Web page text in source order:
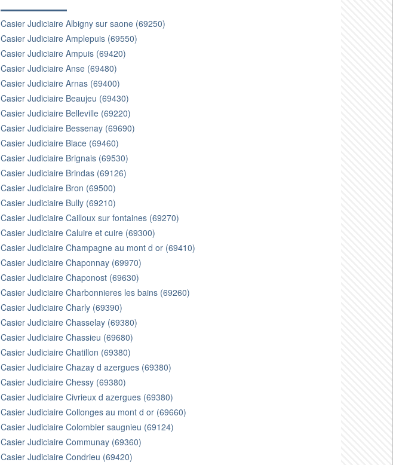
Casier Judiciaire Albigny sur saone (69250)
Casier Judiciaire Amplepuis (69550)
Casier Judiciaire Ampuis (69420)
Casier Judiciaire Anse (69480)
Casier Judiciaire Arnas (69400)
Casier Judiciaire Beaujeu (69430)
Casier Judiciaire Belleville (69220)
Casier Judiciaire Bessenay (69690)
Casier Judiciaire Blace (69460)
Casier Judiciaire Brignais (69530)
Casier Judiciaire Brindas (69126)
Casier Judiciaire Bron (69500)
Casier Judiciaire Bully (69210)
Casier Judiciaire Cailloux sur fontaines (69270)
Casier Judiciaire Caluire et cuire (69300)
Casier Judiciaire Champagne au mont d or (69410)
Casier Judiciaire Chaponnay (69970)
Casier Judiciaire Chaponost (69630)
Casier Judiciaire Charbonnieres les bains (69260)
Casier Judiciaire Charly (69390)
Casier Judiciaire Chasselay (69380)
Casier Judiciaire Chassieu (69680)
Casier Judiciaire Chatillon (69380)
Casier Judiciaire Chazay d azergues (69380)
Casier Judiciaire Chessy (69380)
Casier Judiciaire Civrieux d azergues (69380)
Casier Judiciaire Collonges au mont d or (69660)
Casier Judiciaire Colombier saugnieu (69124)
Casier Judiciaire Communay (69360)
Casier Judiciaire Condrieu (69420)